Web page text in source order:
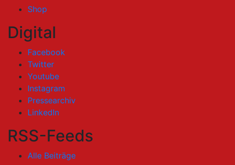
Shop
Digital
Facebook
Twitter
Youtube
Instagram
Pressearchiv
LinkedIn
RSS-Feeds
Alle Beiträge